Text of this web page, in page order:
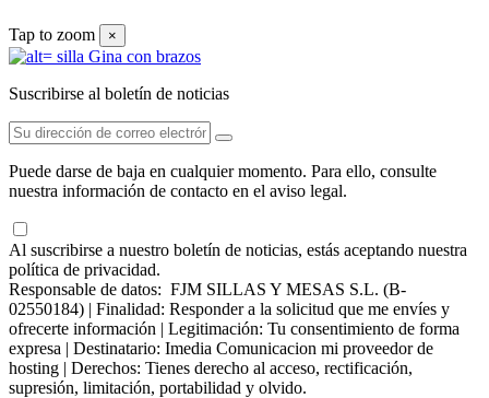
Tap to zoom ×
Suscribirse al boletín de noticias
Puede darse de baja en cualquier momento. Para ello, consulte
nuestra información de contacto en el aviso legal.
Al suscribirse a nuestro boletín de noticias, estás aceptando nuestra
política de privacidad.
Responsable de datos: FJM SILLAS Y MESAS S.L. (B-
02550184) | Finalidad: Responder a la solicitud que me envíes y
ofrecerte información | Legitimación: Tu consentimiento de forma
expresa | Destinatario: Imedia Comunicacion mi proveedor de
hosting | Derechos: Tienes derecho al acceso, rectificación,
supresión, limitación, portabilidad y olvido.